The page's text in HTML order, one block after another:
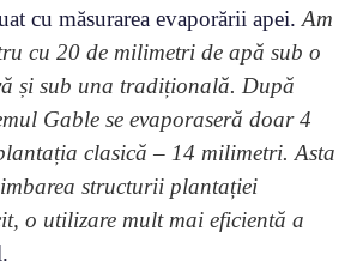
cu măsurarea evaporării apei. Am
cu 20 de milimetri de apă sub o
și sub una tradițională. După
Gable se evaporaseră doar 4
clasică – 14 milimetri. Asta
structurii plantației
o utilizare mult mai eficientă a